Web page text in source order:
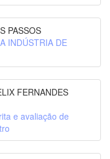
PASSOS
INDÚSTRIA DE
FERNANDES
e avaliação de